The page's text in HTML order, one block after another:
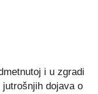
i u zgradi
jutrošnjih dojava o